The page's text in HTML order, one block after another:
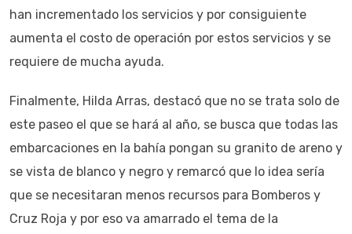
han incrementado los servicios y por consiguiente
aumenta el costo de operación por estos servicios y se
requiere de mucha ayuda.
Finalmente, Hilda Arras, destacó que no se trata solo de
este paseo el que se hará al año, se busca que todas las
embarcaciones en la bahía pongan su granito de areno y
se vista de blanco y negro y remarcó que lo idea sería
que se necesitaran menos recursos para Bomberos y
Cruz Roja y por eso va amarrado el tema de la